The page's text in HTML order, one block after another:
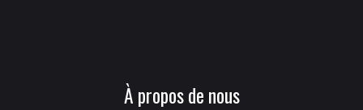
À propos de nous